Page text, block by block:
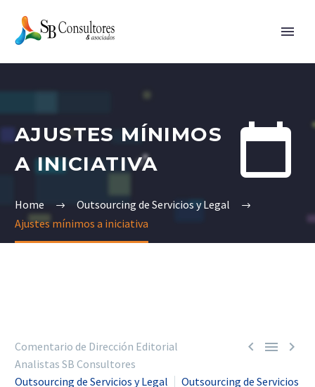


AJUSTES MÍNIMOS
A INICIATIVA
Home
Outsourcing de Servicios y Legal
Ajustes mínimos a iniciativa
  
Comentario de Dirección Editorial
Analistas SB Consultores
Outsourcing de Servicios y Legal
Outsourcing de Servicios